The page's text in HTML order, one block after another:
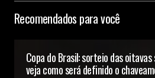
Recomendados para você
Copa do Brasil: sorteio das
veja como será definido o